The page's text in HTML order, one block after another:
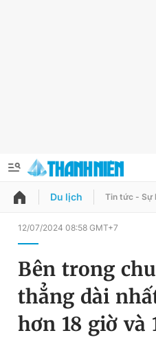
QUẢNG CÁO
Chuyên mục
Chuyên mục khác
Đổi mật khẩu
Tin đã lưu
Tin đã xem
Du lịch Tin tức - Sự
12/07/2024 08:58 GMT+7
Bên trong
thẳng dài
hơn 18 giờ và